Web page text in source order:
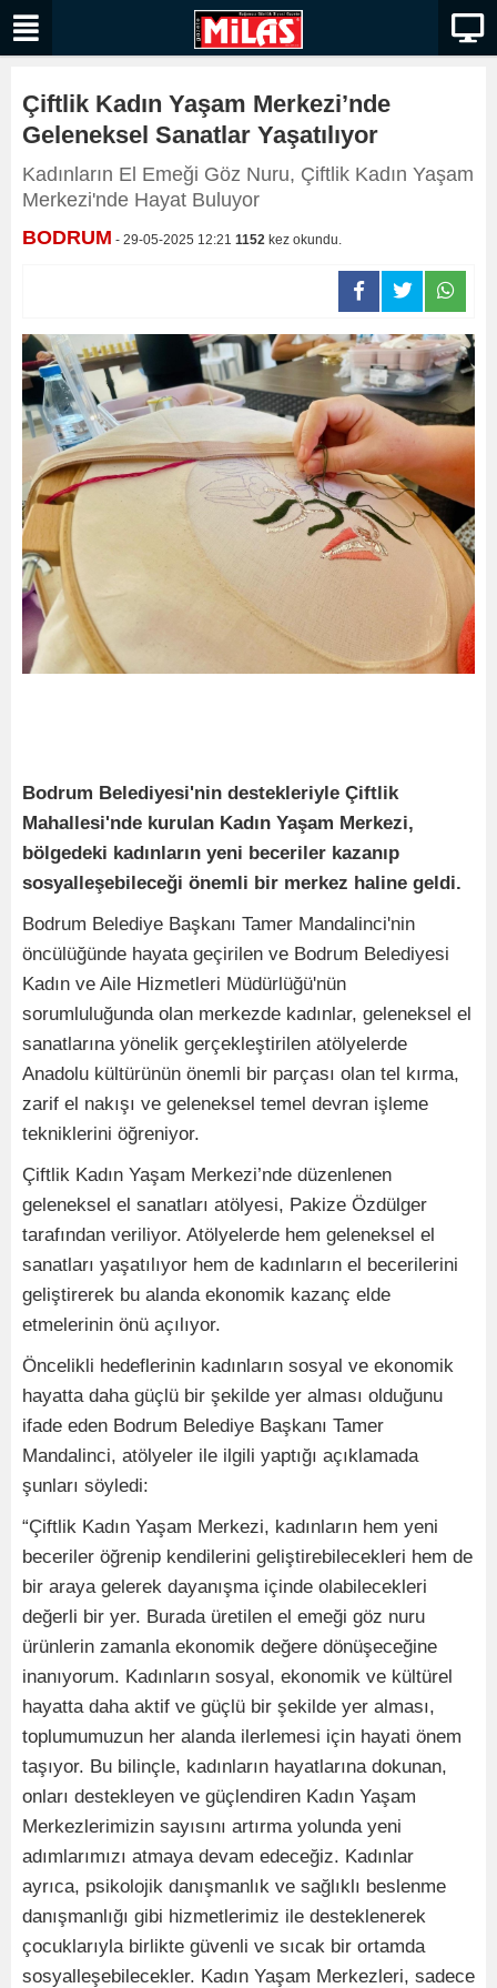
Çiftlik Kadın Yaşam Merkezi’nde
Geleneksel Sanatlar Yaşatılıyor
Kadınların El Emeği Göz Nuru, Çiftlik Kadın Yaşam
Merkezi'nde Hayat Buluyor
BODRUM - 29-05-2025 12:21 1152 kez okundu.
Bodrum Belediyesi'nin destekleriyle Çiftlik
Mahallesi'nde kurulan Kadın Yaşam Merkezi,
bölgedeki kadınların yeni beceriler kazanıp
sosyalleşebileceği önemli bir merkez haline geldi.
Bodrum Belediye Başkanı Tamer Mandalinci'nin
öncülüğünde hayata geçirilen ve Bodrum Belediyesi
Kadın ve Aile Hizmetleri Müdürlüğü'nün
sorumluluğunda olan merkezde kadınlar, geleneksel el
sanatlarına yönelik gerçekleştirilen atölyelerde
Anadolu kültürünün önemli bir parçası olan tel kırma,
zarif el nakışı ve geleneksel temel devran işleme
tekniklerini öğreniyor.
Çiftlik Kadın Yaşam Merkezi’nde düzenlenen
geleneksel el sanatları atölyesi, Pakize Özdülger
tarafından veriliyor. Atölyelerde hem geleneksel el
sanatları yaşatılıyor hem de kadınların el becerilerini
geliştirerek bu alanda ekonomik kazanç elde
etmelerinin önü açılıyor.
Öncelikli hedeflerinin kadınların sosyal ve ekonomik
hayatta daha güçlü bir şekilde yer alması olduğunu
ifade eden Bodrum Belediye Başkanı Tamer
Mandalinci, atölyeler ile ilgili yaptığı açıklamada
şunları söyledi:
“Çiftlik Kadın Yaşam Merkezi, kadınların hem yeni
beceriler öğrenip kendilerini geliştirebilecekleri hem de
bir araya gelerek dayanışma içinde olabilecekleri
değerli bir yer. Burada üretilen el emeği göz nuru
ürünlerin zamanla ekonomik değere dönüşeceğine
inanıyorum. Kadınların sosyal, ekonomik ve kültürel
hayatta daha aktif ve güçlü bir şekilde yer alması,
toplumumuzun her alanda ilerlemesi için hayati önem
taşıyor. Bu bilinçle, kadınların hayatlarına dokunan,
onları destekleyen ve güçlendiren Kadın Yaşam
Merkezlerimizin sayısını artırma yolunda yeni
adımlarımızı atmaya devam edeceğiz. Kadınlar
ayrıca, psikolojik danışmanlık ve sağlıklı beslenme
danışmanlığı gibi hizmetlerimiz ile desteklenerek
çocuklarıyla birlikte güvenli ve sıcak bir ortamda
sosyalleşebilecekler. Kadın Yaşam Merkezleri, sadece